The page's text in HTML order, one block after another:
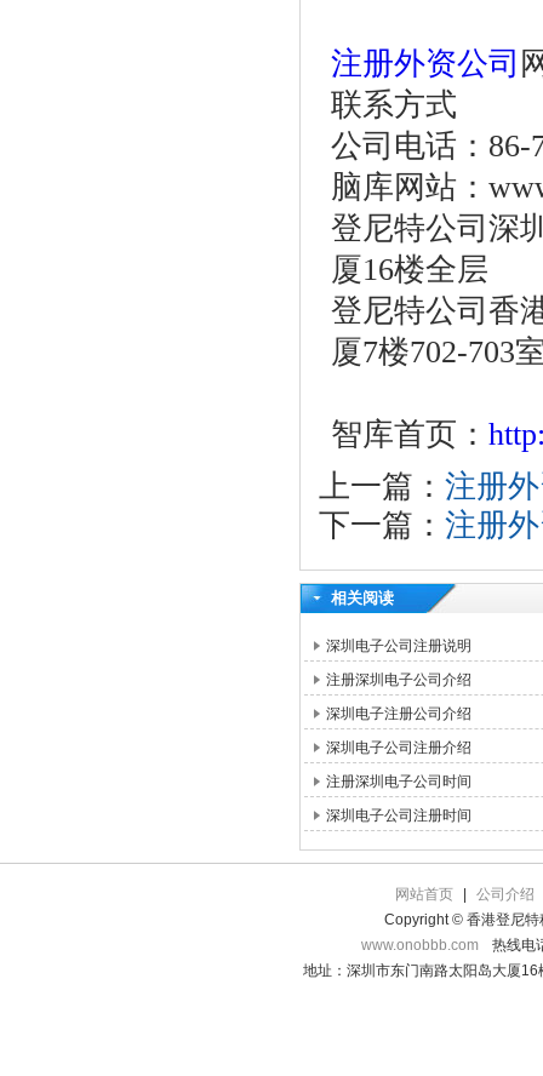
注册外资公司
联系方式
公司电话：86-
脑库网站：
登尼特公司深
厦16楼全层
登尼特公司香
厦7楼702-703
智库首页：
上一篇： 注册
下一篇： 注册
相关阅读
深圳电子公司注册说明
注册深圳电子公司介绍
深圳电子注册公司介绍
深圳电子公司注册介绍
注册深圳电子公司时间
深圳电子公司注册时间
网站首页
公司介绍
Copyright © 香港登尼特
www.onobbb.com
热线电
地址：深圳市东门南路太阳岛大厦